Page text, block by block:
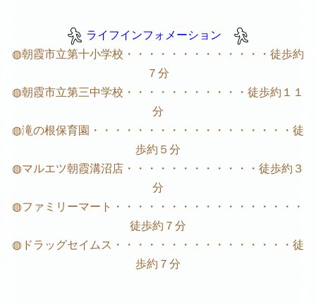
ライフインフォメーション
◍朝霞市立第十小学校・・・・・・・・・・・・・徒歩約
７分
◍朝霞市立第三中学校・・・・・・・・・・・徒歩約１１
分
◍滝の根保育園・・・・・・・・・・・・・・・・・・徒
歩約５分
◍マルエツ朝霞溝沼店・・・・・・・・・・・・徒歩約３
分
◍ファミリーマート・・・・・・・・・・・・・・・・・
徒歩約７分
◍ドラッグセイムス・・・・・・・・・・・・・・・・徒
歩約７分